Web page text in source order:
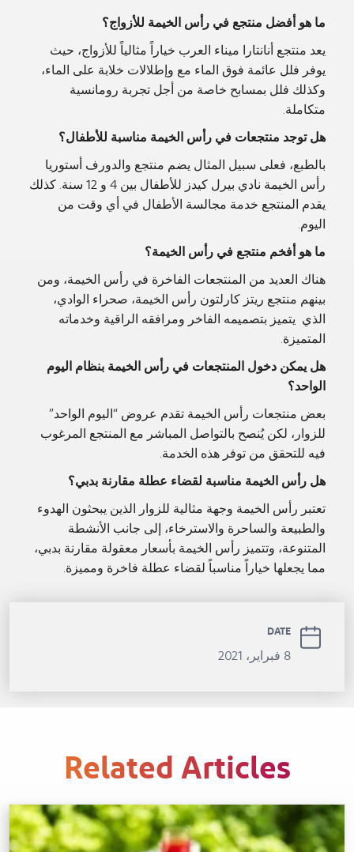
ما هو أفضل منتجع في رأس الخيمة للأزواج؟
يعد منتجع أنانتارا ميناء العرب خياراً مثالياً للأزواج، حيث
يوفر فلل عائمة فوق الماء مع وإطلالات خلابة على الماء،
وكذلك فلل بمسابح خاصة من أجل تجربة رومانسية
متكاملة.
هل توجد منتجعات في رأس الخيمة مناسبة للأطفال؟
بالطبع، فعلى سبيل المثال يضم منتجع والدورف أستوريا
رأس الخيمة نادي بيرل كيدز للأطفال بين 4 و 12 سنة. كذلك
يقدم المنتجع خدمة مجالسة الأطفال في أي وقت من
اليوم.
ما هو أفخم منتجع في رأس الخيمة؟
هناك العديد من المنتجعات الفاخرة في رأس الخيمة، ومن
بينهم منتجع ريتز كارلتون رأس الخيمة، صحراء الوادي،
الذي يتميز بتصميمه الفاخر ومرافقه الراقية وخدماته
المتميزة.
هل يمكن دخول المنتجعات في رأس الخيمة بنظام اليوم
الواحد؟
بعض منتجعات رأس الخيمة تقدم عروض “اليوم الواحد”
للزوار، لكن يُنصح بالتواصل المباشر مع المنتجع المرغوب
فيه للتحقق من توفر هذه الخدمة.
هل رأس الخيمة مناسبة لقضاء عطلة مقارنة بدبي؟
تعتبر رأس الخيمة وجهة مثالية للزوار الذين يبحثون الهدوء
والطبيعة والساحرة والاسترخاء، إلى جانب الأنشطة
المتنوعة، وتتميز رأس الخيمة بأسعار معقولة مقارنة بدبي،
مما يجعلها خياراً مناسباً لقضاء عطلة فاخرة ومميزة.
DATE
8 فبراير، 2021
Related Articles